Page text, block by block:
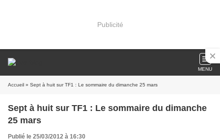
Publicité
MENU
Accueil » Sept à huit sur TF1 : Le sommaire du dimanche 25 mars
Sept à huit sur TF1 : Le sommaire du dimanche
25 mars
Publié le 25/03/2012 à 16:30